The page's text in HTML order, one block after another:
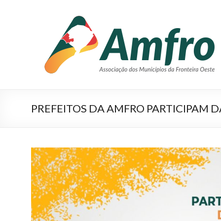
AMFRO
Associação
dos
da
Oeste
–
RS
Site
PREFEITOS DA AMFRO PARTICIPAM